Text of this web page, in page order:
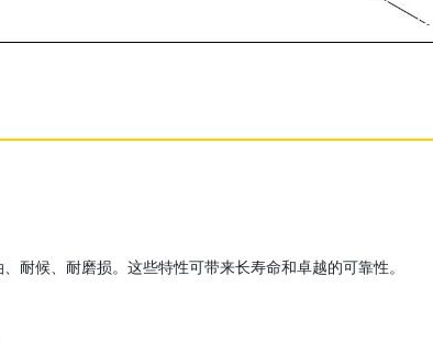
耐候、耐磨损。这些特性可带来长寿命和卓越的可靠性。